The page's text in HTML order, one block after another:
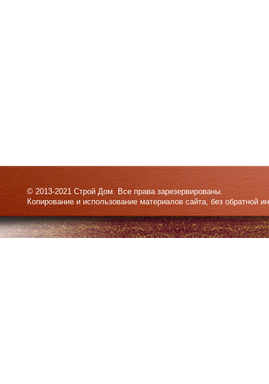
© 2013-2021 Строй Дом. Все права зарезервированы.
Копирование и использование материалов сайта, без обратной